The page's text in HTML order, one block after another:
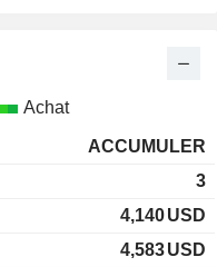
Achat
ACCUMULER
3
4,140USD
4,583USD